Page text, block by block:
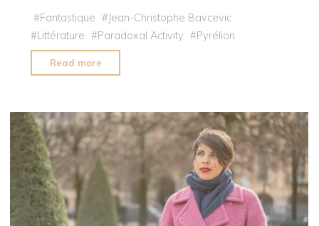
#Fantastique #Jean-Christophe Bavcevic
#Littérature #Paradoxal Activity #Pyrélion
Read more
est
Christophe
Bavcevic,
l’auteur
du
roman
Paradoxal
Activity